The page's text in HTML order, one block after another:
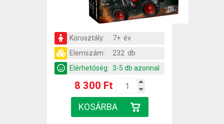
Korosztály:
7+ év
Elemszám:
232 db
Elérhetőség: 3-5 db azonnal
8 300 Ft